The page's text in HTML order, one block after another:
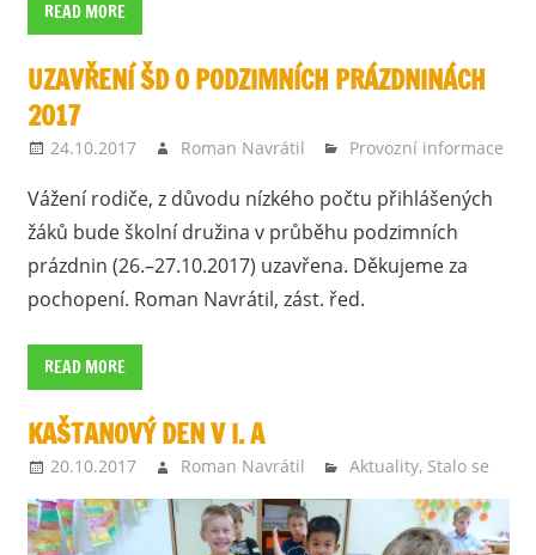
READ MORE
UZAVŘENÍ ŠD O PODZIMNÍCH PRÁZDNINÁCH
2017
24.10.2017 Roman Navrátil Provozní informace
Vážení rodiče, z důvodu nízkého počtu přihlášených
žáků bude školní družina v průběhu podzimních
prázdnin (26.–27.10.2017) uzavřena. Děkujeme za
pochopení. Roman Navrátil, zást. řed.
READ MORE
KAŠTANOVÝ DEN V I. A
20.10.2017 Roman Navrátil Aktuality, Stalo se